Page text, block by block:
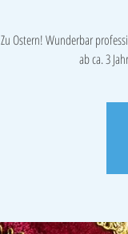
Zu Ostern! Wunderbar
ab ca. 3